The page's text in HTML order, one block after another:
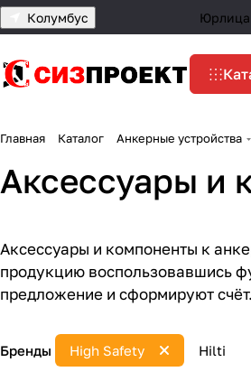
Колумбус
Главная Каталог Анкерные устройства
Аксессуары и
Аксессуары и компоненты к
продукцию воспользовавшись
предложение и сформируют счёт.
Бренды Hilti
High Safety